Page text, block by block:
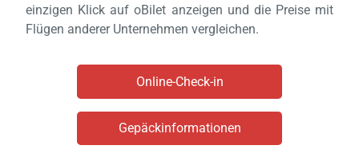
einzigen Klick auf oBilet anzeigen und die Preise mit
Flügen anderer Unternehmen vergleichen.
Online-Check-in
Gepäckinformationen